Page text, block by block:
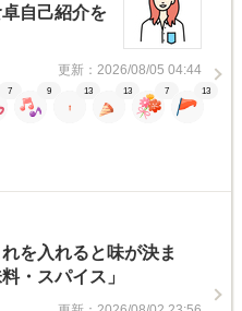
自己紹介を
更新：2026/08/05 04:44
7 9 13 13 7 13
を入れると味が決ま
・スパイス」